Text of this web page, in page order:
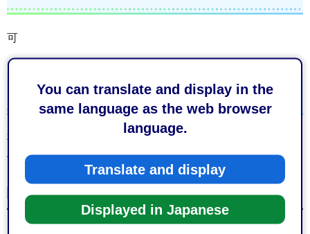
You can translate and display in the
same language as the web browser
language.
Translate and display
Displayed in Japanese
可
申込み
事前申し込み不要
傍聴希望の方は本館4階傍聴受付へお越しください。
関連リンク